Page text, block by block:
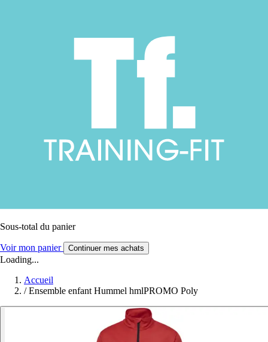
Sous-total du panier
Voir mon panier Continuer mes achats
Loading...
Accueil
/ Ensemble enfant Hummel hmlPROMO Poly